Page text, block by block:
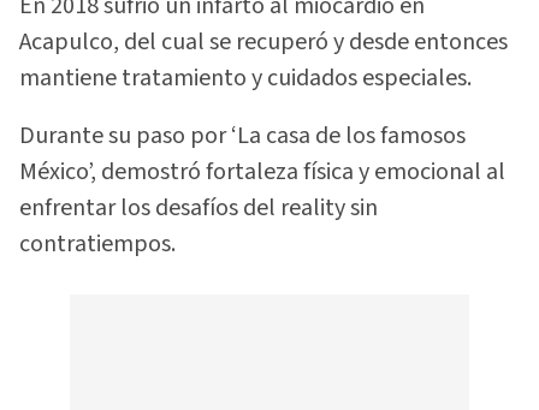
Acapulco, del cual se recuperó y desde entonces
mantiene tratamiento y cuidados especiales.
Durante su paso por ‘La casa de los famosos
México’, demostró fortaleza física y emocional al
enfrentar los desafíos del reality sin
contratiempos.